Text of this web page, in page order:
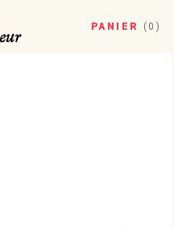
PANIER ( 0 )